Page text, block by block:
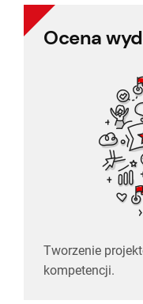
Ocena
Tworzenie
kompetencji.
Ocena
Tworzenie